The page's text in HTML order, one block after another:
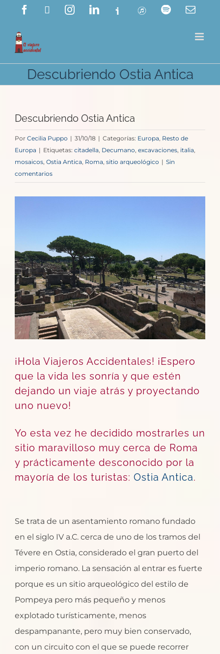
contenido
Facebook InstagramLinkedIn
Ivoox ITunes Spotify
Descubriendo Ostia Antica
Descubriendo Ostia Antica
Por Cecilia Puppo | 31/10/18 | Categorías: Europa Resto de
Europa | Etiquetas: citadella, Decumano excavaciones, italia,
mosaicos Ostia Antica Roma sitio arqueológico | Sin
comentarios
grande
¡Hola Viajeros Accidentales! ¡Espero
que la vida les sonría y que estén
dejando un viaje atrás y proyectando
uno nuevo!
Yo esta vez he decidido mostrarles un
sitio maravilloso muy cerca de Roma
y prácticamente desconocido por la
mayoría de los turistas: Ostia Antica.
Se trata de un asentamiento romano fundado
en el siglo IV a.C. cerca de uno de los tramos del
Tévere en Ostia, considerado el gran puerto del
imperio romano. La sensación al entrar es fuerte
porque es un sitio arqueológico del estilo de
Pompeya pero más pequeño y menos
explotado turísticamente, menos
despampanante, pero muy bien conservado,
con un circuito con el que se puede recorrer